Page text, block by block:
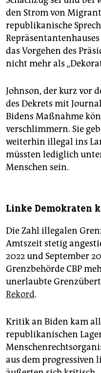
den Strom von
republikanische
das Vorgehen des
nicht mehr als
Johnson, der kurz vor
des Dekrets mit
Bidens Maßnahme
verschlimmern. Sie
weiterhin illegal ins
müssten lediglich
Menschen sein.
Linke Demokraten
Die Zahl illegalen
Amtszeit stetig
2022 und September
Grenzbehörde CBP
unerlaubte
Rekord.
Kritik an Biden kam
republikanischen
aus dem progressiven